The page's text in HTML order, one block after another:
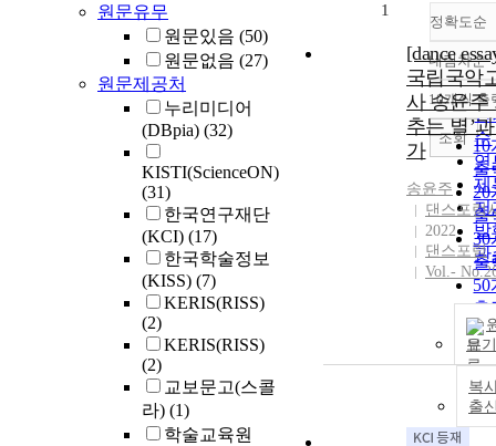
원문유무
원문있음 (50)
원문없음 (27)
원문제공처
누리미디어
(DBpia) (32)
KISTI(ScienceON)
(31)
한국연구재단
(KCI) (17)
한국학술정보
(KISS) (7)
KERIS(RISS)
(2)
KERIS(RISS)
(2)
교보문고(스콜
라) (1)
학술교육원
정확도순
정
순
인
순
연
제
저
발
관
내림차순
내
10개씩 출
10
출
20
출
30
출
50
출
출
조회
1
[dance
국립국악
사 송윤주
추는 별’
가
송윤주
댄스포럼
2022
댄스포럼
Vol.-
보기
복
출